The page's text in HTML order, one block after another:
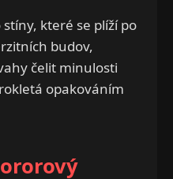
které se plíží po
budov,
čelit minulosti
opakováním